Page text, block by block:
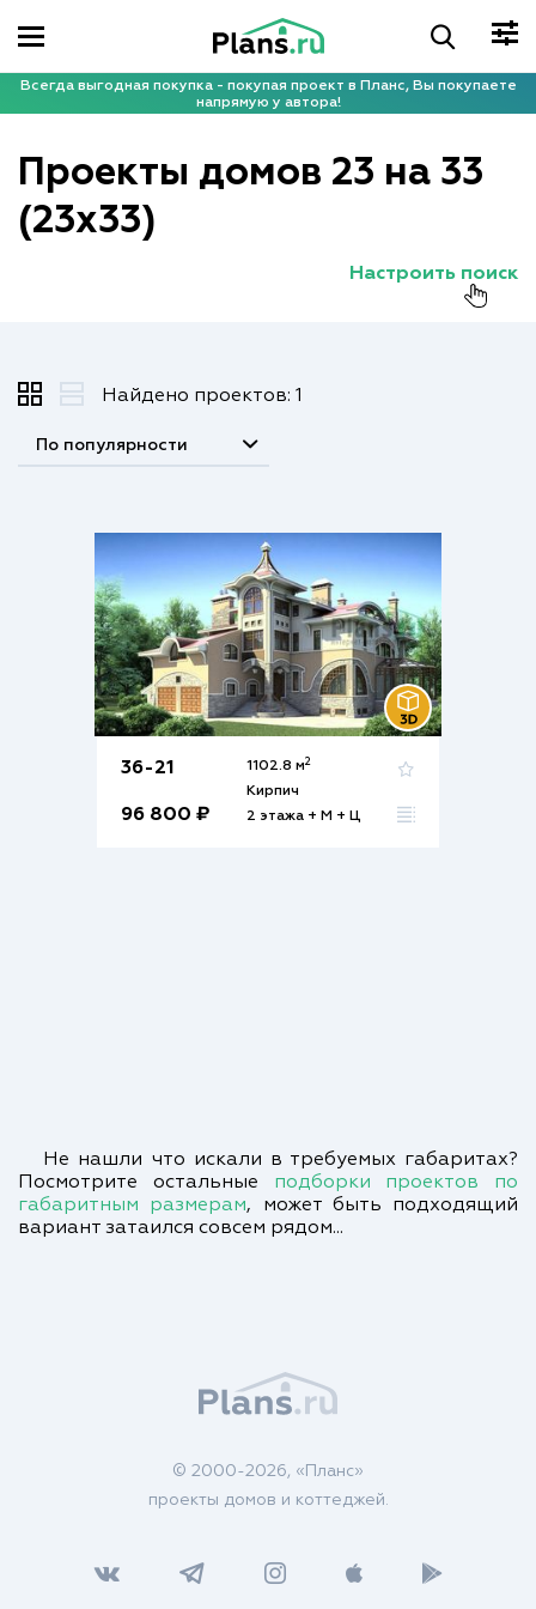
Всегда выгодная покупка - покупая проект в Планс, Вы покупаете
напрямую у автора!
Проекты домов 23 на 33
(23x33)
Настроить поиск
По популярности
Найдено проектов: 1
36-21
96 800 ₽
1102.8 м2
Кирпич
2 этажа + М + Ц
Не нашли что искали в требуемых габаритах?
Посмотрите остальные подборки проектов по
габаритным размерам, может быть подходящий
вариант затаился совсем рядом...
© 2000-2026, «Планс»
проекты домов и коттеджей.